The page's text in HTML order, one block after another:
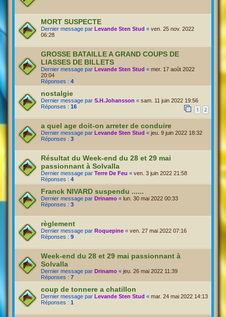
MORT SUSPECTE
Dernier message par Levande Sten Stud « ven. 25 nov. 2022
06:28
GROSSE BATAILLE A GRAND COUPS DE
LIASSES DE BILLETS
Dernier message par Levande Sten Stud « mer. 17 août 2022
20:04
Réponses : 4
nostalgie
Dernier message par S.H.Johansson « sam. 11 juin 2022 19:56
Réponses : 16 1 2
a quel age doit-on arreter de conduire
Dernier message par Levande Sten Stud « jeu. 9 juin 2022 18:32
Réponses : 3
Résultat du Week-end du 28 et 29 mai
passionnant à Solvalla
Dernier message par Terre De Feu « ven. 3 juin 2022 21:58
Réponses : 4
Franck NIVARD suspendu ......
Dernier message par Drinamo « lun. 30 mai 2022 00:33
Réponses : 3
règlement
Dernier message par Roquepine « ven. 27 mai 2022 07:16
Réponses : 9
Week-end du 28 et 29 mai passionnant à
Solvalla
Dernier message par Drinamo « jeu. 26 mai 2022 11:39
Réponses : 7
coup de tonnere a chatillon
Dernier message par Levande Sten Stud « mar. 24 mai 2022 14:13
Réponses : 1